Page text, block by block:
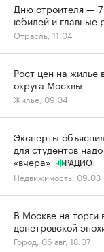
Дню строителя —
юбилей и главные
Отрасль, 11:04
Рост цен на жилье
округа Москвы
Жилье, 09:34
Эксперты
для студентов
«вчера»
РАДИО
Недвижимость, 09:03
В Москве на торги
допетровской
Город, 06 авг, 18:07